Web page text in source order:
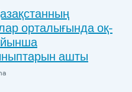
орталығында оқ-
ашты